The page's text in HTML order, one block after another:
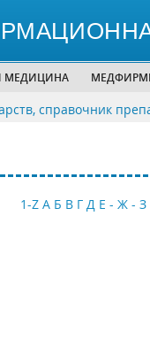
МЕДИЦИНА
справочник
1-Z А Б В Г Д Е - Ж - З